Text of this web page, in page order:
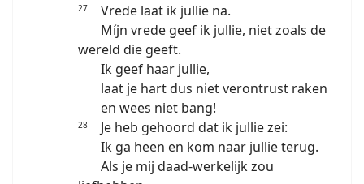
27
Vrede laat ik jullie na.
Míjn vrede geef ik jullie, niet zoals de
wereld die geeft.
Ik geef haar jullie,
laat je hart dus niet verontrust raken
en wees niet bang!
28
Je heb gehoord dat ik jullie zei:
Ik ga heen en kom naar jullie terug.
Als je mij daad-werkelijk zou